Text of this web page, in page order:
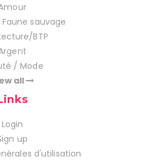
sauvage
BTP
/ Mode
all
Login
up
d'utilisation